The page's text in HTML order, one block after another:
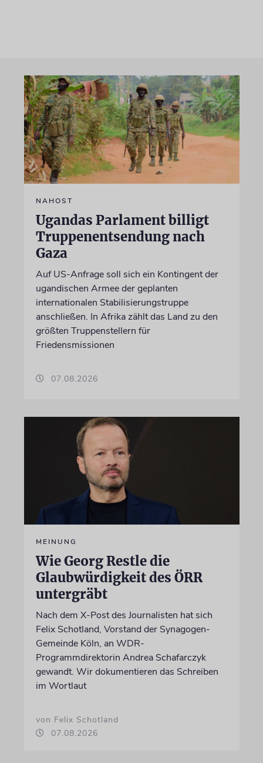
NAHOST
Ugandas Parlament billigt
Truppenentsendung nach
Gaza
Auf US-Anfrage soll sich ein Kontingent der
ugandischen Armee der geplanten
internationalen Stabilisierungstruppe
anschließen. In Afrika zählt das Land zu den
größten Truppenstellern für
Friedensmissionen
07.08.2026
MEINUNG
Wie Georg Restle die
Glaubwürdigkeit des ÖRR
untergräbt
Nach dem X-Post des Journalisten hat sich
Felix Schotland, Vorstand der Synagogen-
Gemeinde Köln, an WDR-
Programmdirektorin Andrea Schafarczyk
gewandt. Wir dokumentieren das Schreiben
im Wortlaut
von Felix Schotland
07.08.2026